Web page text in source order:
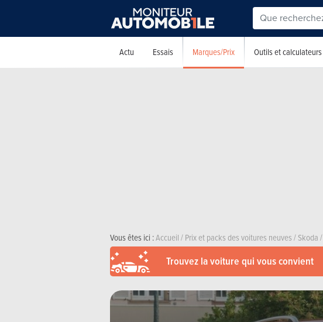
Actu Essais Marques/Prix Outils et calculateurs
Vous êtes ici :Accueil/Prix et packs des voitures neuves/Skoda/
Trouvez la voiture qui vous convient